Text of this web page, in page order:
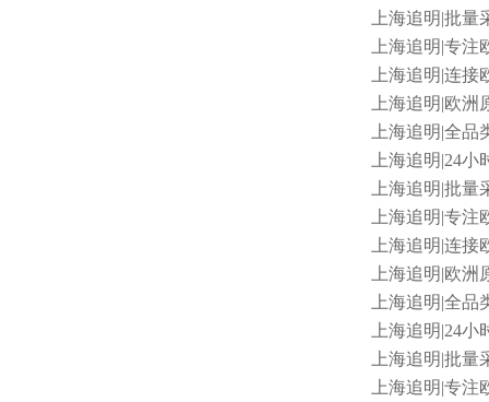
上海追明|批量
上海追明|专注
上海追明|连接
上海追明|欧洲
上海追明|全品
上海追明|24小
上海追明|批量
上海追明|专注
上海追明|连接
上海追明|欧洲
上海追明|全品
上海追明|24小
上海追明|批量
上海追明|专注